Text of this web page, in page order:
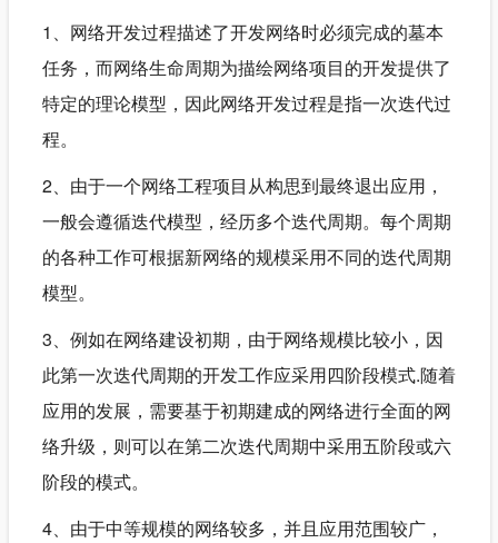
1、网络开发过程描述了开发网络时必须完成的墓本
任务，而网络生命周期为描绘网络项目的开发提供了
特定的理论模型，因此网络开发过程是指一次迭代过
程。
2、由于一个网络工程项目从构思到最终退出应用，
一般会遵循迭代模型，经历多个迭代周期。每个周期
的各种工作可根据新网络的规模采用不同的迭代周期
模型。
3、例如在网络建设初期，由于网络规模比较小，因
此第一次迭代周期的开发工作应采用四阶段模式.随着
应用的发展，需要基于初期建成的网络进行全面的网
络升级，则可以在第二次迭代周期中采用五阶段或六
阶段的模式。
4、由于中等规模的网络较多，并且应用范围较广，